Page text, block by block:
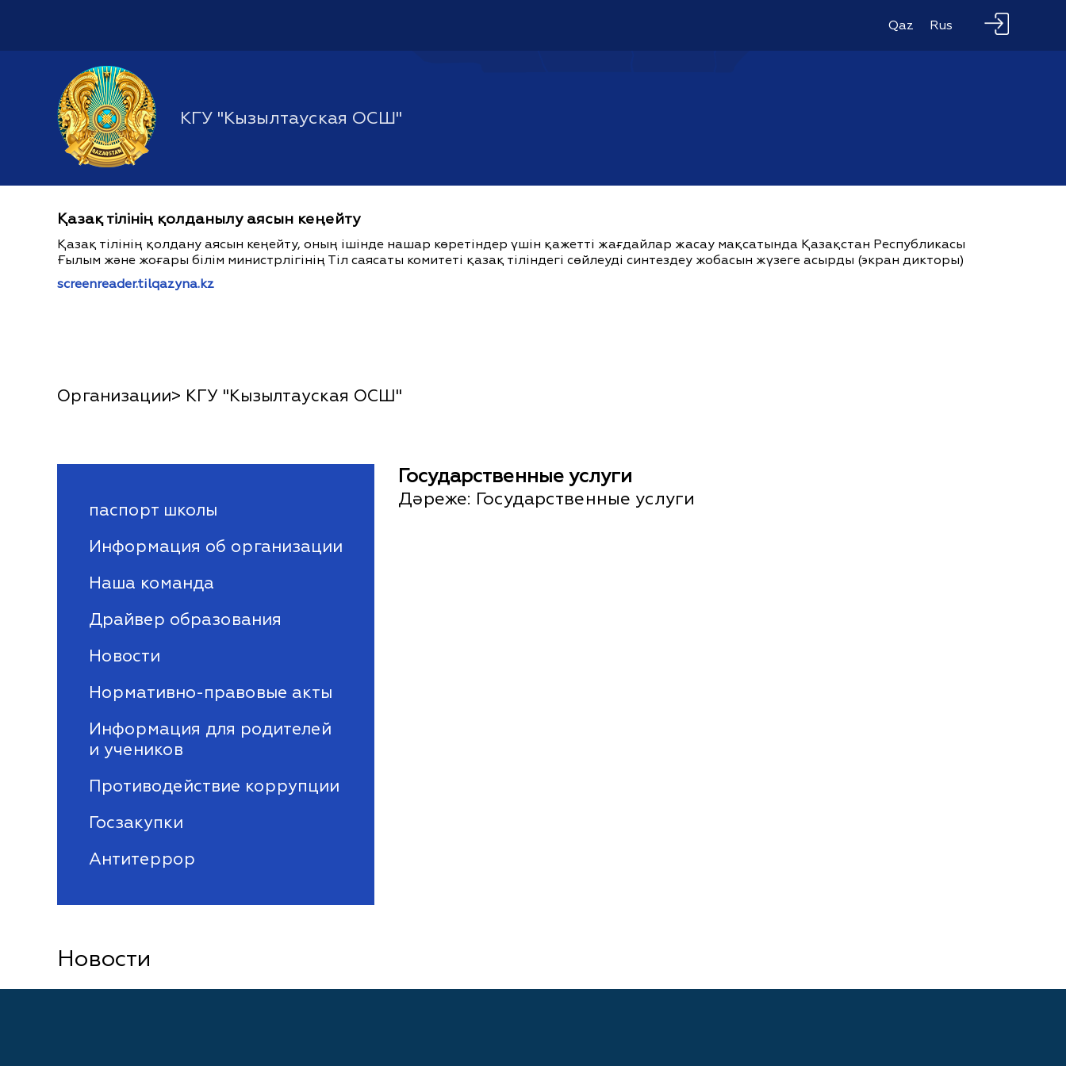
Qaz Rus
КГУ "Кызылтауская ОСШ"
Қазақ тілінің қолданылу аясын кеңейту
Қазақ тілінің қолдану аясын кеңейту, оның ішінде нашар көретіндер үшін қажетті жағдайлар жасау мақсатында Қазақстан Республикасы
Ғылым және жоғары білім министрлігінің Тіл саясаты комитеті қазақ тіліндегі сөйлеуді синтездеу жобасын жүзеге асырды (экран дикторы)
screenreader.tilqazyna.kz
Организации> КГУ "Кызылтауская ОСШ"
паспорт школы
Информация об организации
Наша команда
Драйвер образования
Новости
Нормативно-правовые акты
Информация для родителей
и учеников
Противодействие коррупции
Госзакупки
Антитеррор
Государственные услуги
Дәреже: Государственные услуги
Новости